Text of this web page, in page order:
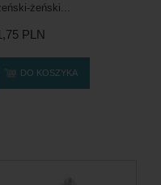
żeński...
PLN
DO KOSZYKA